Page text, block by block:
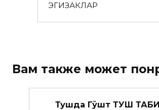
ЭГИЗАКЛАР
Вам также может
Тушда Гўшт ТУШ